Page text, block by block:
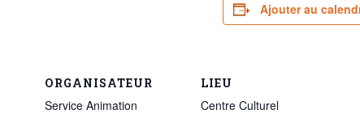
Ajouter au
ORGANISATEUR
Service Animation
LIEU
Centre Culturel